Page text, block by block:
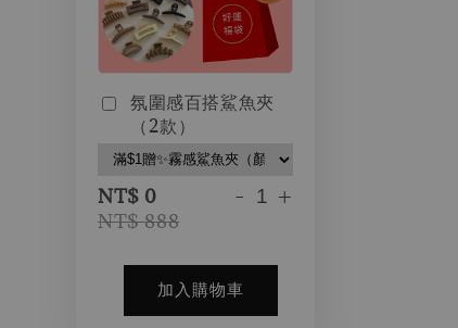
氛圍感百搭鯊魚夾
（2款）
NT$ 0
NT$ 888
- +
加入購物車